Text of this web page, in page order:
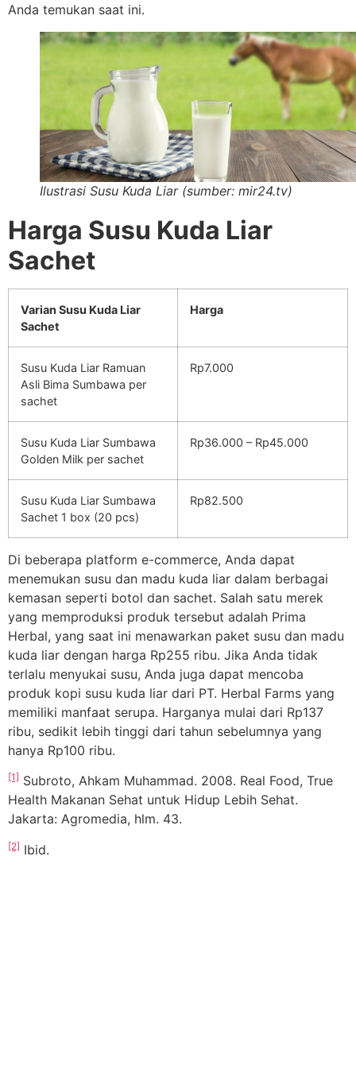
Anda temukan saat ini.
Ilustrasi Susu Kuda Liar (sumber: mir24.tv)
Harga Susu Kuda Liar
Sachet
Varian Susu Kuda Liar
Sachet
Harga
Susu Kuda Liar Ramuan
Asli Bima Sumbawa per
sachet
Rp7.000
Susu Kuda Liar Sumbawa
Golden Milk per sachet
Rp36.000 – Rp45.000
Susu Kuda Liar Sumbawa
Sachet 1 box (20 pcs)
Rp82.500
Di beberapa platform e-commerce, Anda dapat
menemukan susu dan madu kuda liar dalam berbagai
kemasan seperti botol dan sachet. Salah satu merek
yang memproduksi produk tersebut adalah Prima
Herbal, yang saat ini menawarkan paket susu dan madu
kuda liar dengan harga Rp255 ribu. Jika Anda tidak
terlalu menyukai susu, Anda juga dapat mencoba
produk kopi susu kuda liar dari PT. Herbal Farms yang
memiliki manfaat serupa. Harganya mulai dari Rp137
ribu, sedikit lebih tinggi dari tahun sebelumnya yang
hanya Rp100 ribu.
[1] Subroto, Ahkam Muhammad. 2008. Real Food, True
Health Makanan Sehat untuk Hidup Lebih Sehat.
Jakarta: Agromedia, hlm. 43.
[2] Ibid.